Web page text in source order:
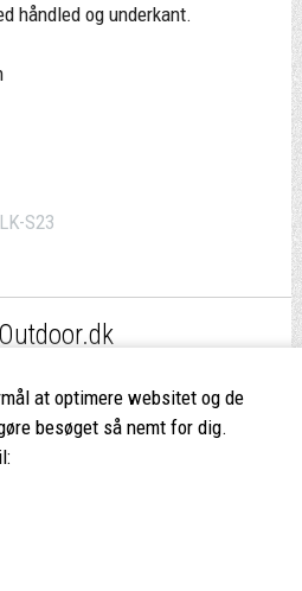
at optimere websitet og de
besøget så nemt for dig.
håndled og underkant.
S23
over 499,-*
2113